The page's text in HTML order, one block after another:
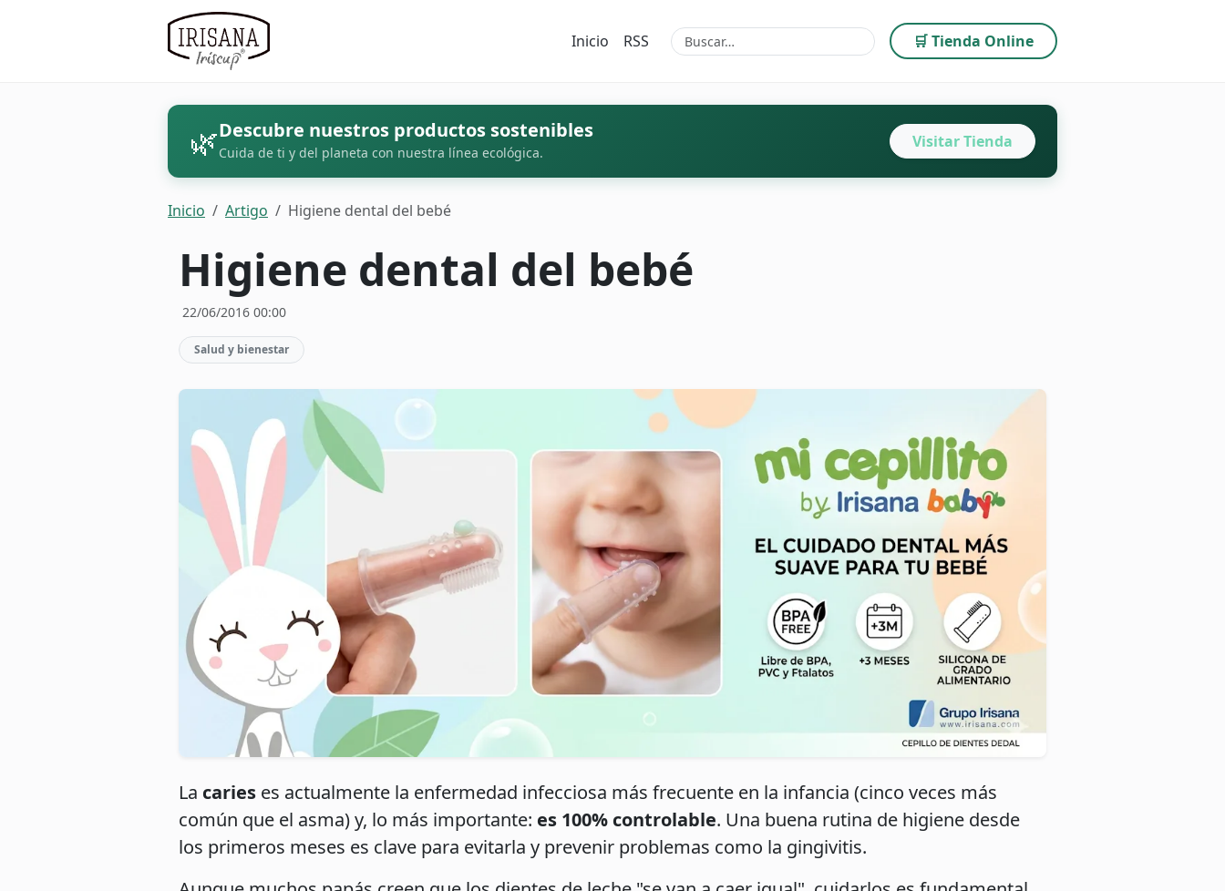
Inicio RSS 🛒 Tienda Online
🌿Descubre nuestros productos sostenibles
Cuida de ti y del planeta con nuestra línea ecológica.
Visitar Tienda
Inicio Artigo Higiene dental del bebé
Higiene dental del bebé
22/06/2016 00:00
Salud y bienestar
La caries es actualmente la enfermedad infecciosa más frecuente en la infancia (cinco veces más
común que el asma) y, lo más importante: es 100% controlable. Una buena rutina de higiene desde
los primeros meses es clave para evitarla y prevenir problemas como la gingivitis.